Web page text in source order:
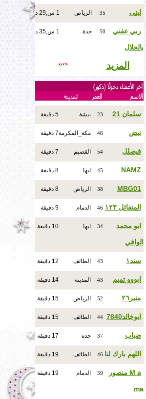
لبنى 35 الرياض 1 س,29 د
ربي عفني
بالحلال
50 جدة 1 س,35 د
المزيد
سلمان 21 23 بيشة 5 دقيقة
نبض 46 مكة_المكرمة7 دقيقة
فيصلل 54 القصيم 7 دقيقة
NAMZ
45 ابها 8 دقيقة
MBG01
38 الرياض 8 دقيقة
المتفائل ١٢٣ 46 الدمام 9 دقيقة
ابو محمد
الوافي
34 ابها 10 دقيقة
سند١ 43 الطائف 12 دقيقة
ابووو تميم 43 المدينة 14 دقيقة
منير٢٦ 52 الرياض 15 دقيقة
ابوخالد7840 44 الطائف 15 دقيقة
ضباب 37 جدة 17 دقيقة
اللهم بارك لنا 46 الطائف 19 دقيقة
M a منصور
ma
59 الدمام 19 دقيقة